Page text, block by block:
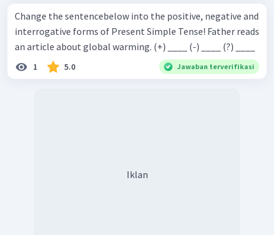
Change the sentencebelow into the positive, negative and
interrogative forms of Present Simple Tense! Father reads
an article about global warming. (+) ____ (-) ____ (?) ____
1 5.0 Jawaban terverifikasi
Iklan